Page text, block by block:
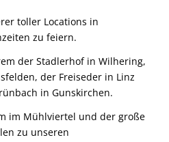
in Frankenburg
toller Locations in
zu feiern.
derStadlerhofin Wilhering,
derFreiseder